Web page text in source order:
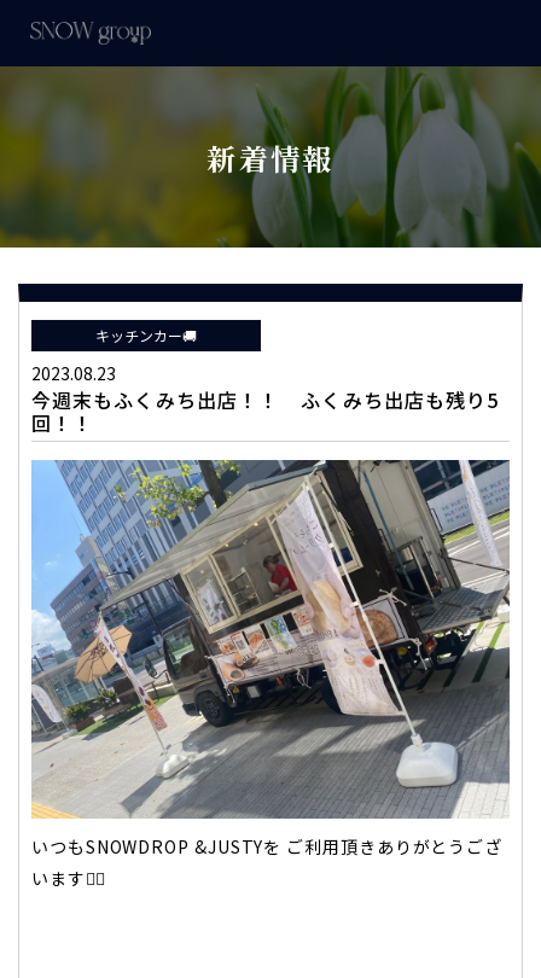
新着情報
キッチンカー🚚
2023.08.23
今週末もふくみち出店！！ ふくみち出店も残り5
回！！
いつもSNOWDROP &JUSTYを ご利用頂きありがとうござ
います🙇‍♂️